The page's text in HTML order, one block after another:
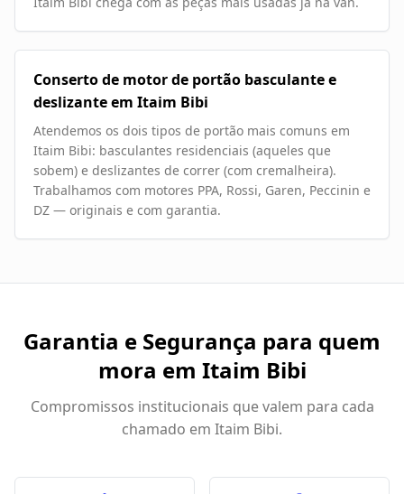
Conserto de motor de portão basculante e
deslizante em Itaim Bibi
Atendemos os dois tipos de portão mais comuns em
Itaim Bibi: basculantes residenciais (aqueles que
sobem) e deslizantes de correr (com cremalheira).
Trabalhamos com motores PPA, Rossi, Garen, Peccinin e
DZ — originais e com garantia.
Garantia e Segurança para quem
mora em Itaim Bibi
Compromissos institucionais que valem para cada
chamado em Itaim Bibi.